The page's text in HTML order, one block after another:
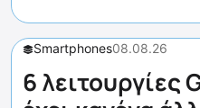
Smartphones08.08.26
6 λειτουργίες